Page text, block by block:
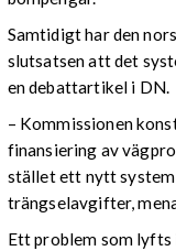
Samtidigt har den
slutsatsen att det
en debattartikel i DN.
– Kommissionen
finansiering av
stället ett nytt
trängselavgifter,
Ett problem som